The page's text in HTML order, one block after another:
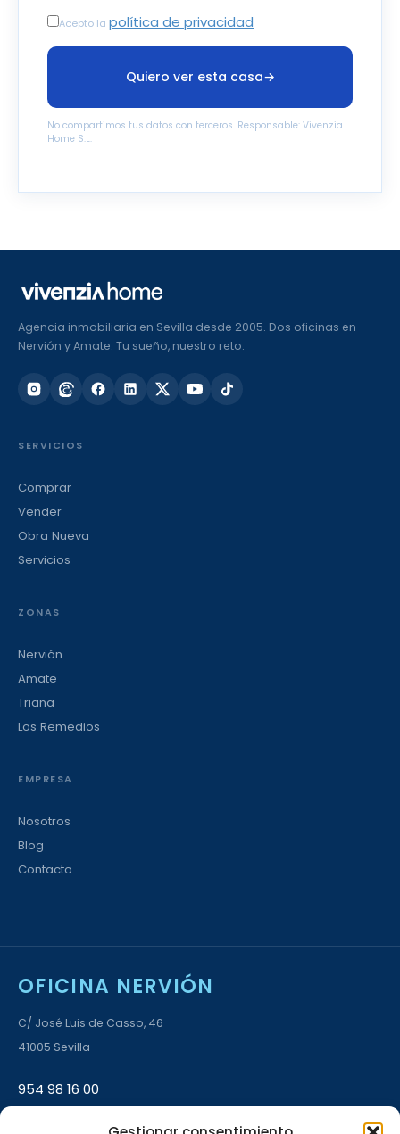
Acepto la política de privacidad
Quiero ver esta casa→
No compartimos tus datos con terceros. Responsable: Vivenzia
Home S.L.
Agencia inmobiliaria en Sevilla desde 2005. Dos oficinas en
Nervión y Amate. Tu sueño, nuestro reto.
SERVICIOS
Comprar
Vender
Obra Nueva
Servicios
ZONAS
Nervión
Amate
Triana
Los Remedios
EMPRESA
Nosotros
Blog
Contacto
OFICINA NERVIÓN
C/ José Luis de Casso, 46
41005 Sevilla
954 98 16 00